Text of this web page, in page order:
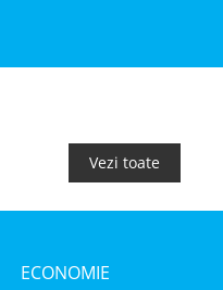
Vezi toate
ECONOMIE